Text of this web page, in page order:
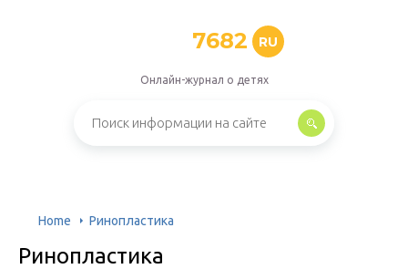
7682 RU
Онлайн-журнал о детях
Home Ринопластика
Ринопластика